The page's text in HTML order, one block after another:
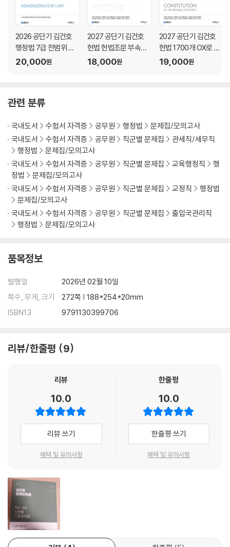
CHAPTER 08 객관적 소송
PART VI 행정심판
CHAPTER 01 행정심판
PART VII 손해전보
CHAPTER 02 행정상 손실보상
PART VIII 행정정보
CHAPTER 01 정보공개
CHAPTER 02 개인정보보호
PART IX 행정법총론 종합
CHAPTER 01 행정법총론 종합
2026 공단기 김건호
행정법 7급 전범위 모
의고사 270제 (각론포
20,000원
2027 공단기 김건호
헌법 헌법조문 부속법
령 OX
18,000원
2027 공단기 김건호
헌법 1700개 OX로 끝
내는 파이널
19,000원
관련 분류
국내도서 수험서 자격증 공무원 행정법
문제집/모의고사
국내도서
수험서 자격증 공무원 직군별 문제집
관세직/세무직
행정법
문제집/모의고사
국내도서
수험서 자격증 공무원 직군별 문제집 교육행정직
행
정법
문제집/모의고사
국내도서
수험서 자격증 공무원 직군별 문제집 교정직
행정법
문제집/모의고사
국내도서
수험서 자격증 공무원 직군별 문제집
출입국관리직
행정법
문제집/모의고사
품목정보
발행일
2026년 02월 10일
쪽수, 무게, 크기
272쪽 | 188*254*20mm
ISBN13
9791130399706
리뷰/한줄평 9
리뷰
10.0
리뷰 쓰기
혜택 및 유의사항
한줄평
10.0
한줄평 쓰기
혜택 및 유의사항